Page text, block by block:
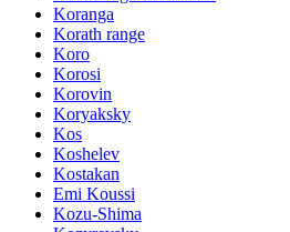
Koranga
Korath range
Koro
Korosi
Korovin
Koryaksky
Kos
Koshelev
Kostakan
Emi Koussi
Kozu-Shima